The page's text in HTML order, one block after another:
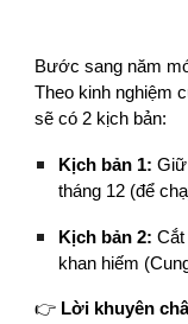
Bước sang năm
Theo kinh nghiệm
sẽ có 2 kịch bản:
Kịch bản 1:
tháng 12 (để
Kịch bản 2: Cắt
khan hiếm
👉 Lời khuyên